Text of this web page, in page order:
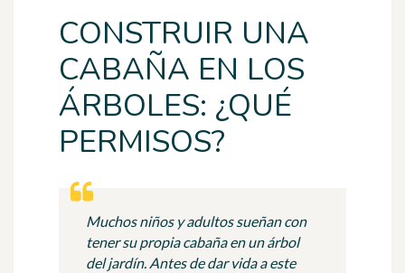
CONSTRUIR UNA
CABAÑA EN LOS
ÁRBOLES: ¿QUÉ
PERMISOS?
Muchos niños y adultos sueñan con
tener su propia cabaña en un árbol
del jardín. Antes de dar vida a este